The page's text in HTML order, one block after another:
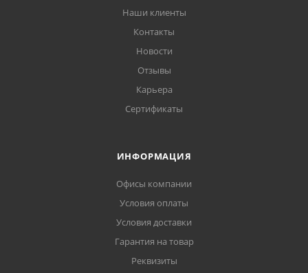
Наши клиенты
Контакты
Новости
Отзывы
Карьера
Сертификаты
ИНФОРМАЦИЯ
Офисы компании
Условия оплаты
Условия доставки
Гарантия на товар
Реквизиты